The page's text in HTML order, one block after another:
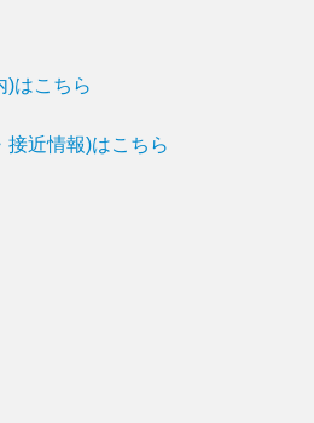
)はこちら
接近情報)はこちら